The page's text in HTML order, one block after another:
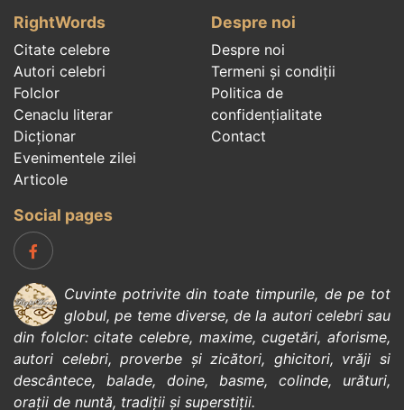
RightWords
Citate celebre
Autori celebri
Folclor
Cenaclu literar
Dicționar
Evenimentele zilei
Articole
Despre noi
Despre noi
Termeni și condiții
Politica de
confidenţialitate
Contact
Social pages
Cuvinte potrivite din toate timpurile, de pe tot
globul, pe teme diverse, de la autori celebrisau
din folclor:citate celebre, maxime,cugetări,aforisme,
autori celebri,proverbe și zicători, ghicitori, vrăji si
descântece, balade, doine, basme, colinde, urături,
orații de nuntă, tradiții și superstiții.